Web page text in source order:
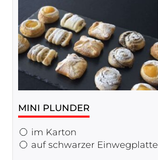
MINI PLUNDER
im Karton
auf schwarzer Einwegplatte